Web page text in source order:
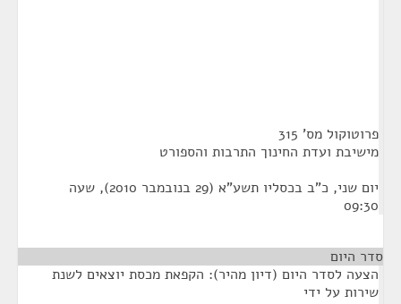
פרוטוקול מס' 315
מישיבת ועדת החינוך התרבות והספורט
יום שני, כ"ב בכסליו תשע"א (29 בנובמבר 2010), שעה
09:30
סדר היום
הצעה לסדר היום (דיון מהיר): הקפאת מכסת יוצאים לשנת
שירות על ידי